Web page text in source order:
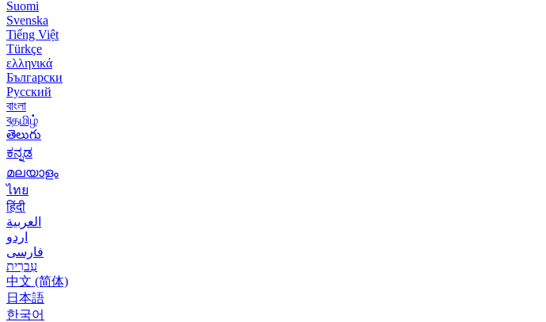
Suomi
Svenska
Tiếng Việt
Türkçe
ελληνικά
Български
Русский
বাংলা
বதமிழ்
తెలుగు
ಕನ್ನಡ
മലയാളം
ไทย
हिंदी
العربية
اردو
فارسی
עִברִית
中文 (简体)
日本語
한국어